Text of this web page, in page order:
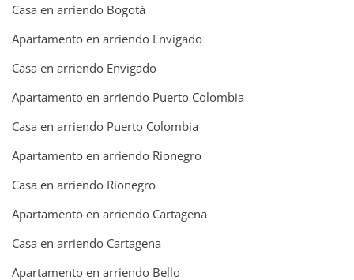
Casa en arriendo Bogotá
Apartamento en arriendo Envigado
Casa en arriendo Envigado
Apartamento en arriendo Puerto Colombia
Casa en arriendo Puerto Colombia
Apartamento en arriendo Rionegro
Casa en arriendo Rionegro
Apartamento en arriendo Cartagena
Casa en arriendo Cartagena
Apartamento en arriendo Bello